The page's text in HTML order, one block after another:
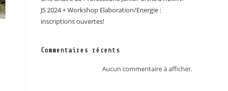
JS 2024 + Workshop Elaboration/Energie :
inscriptions ouvertes!
Commentaires récents
Aucun commentaire à afficher.